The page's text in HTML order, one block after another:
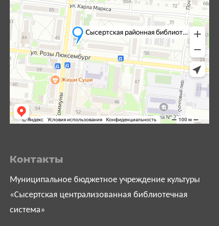
Контакты
Муниципальное бюджетное учреждение культуры
«Сысертская централизованная библиотечная
система»